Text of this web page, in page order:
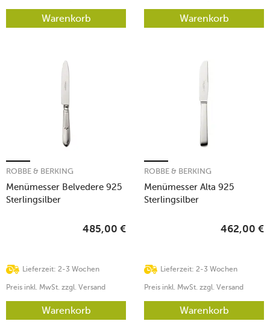
Warenkorb Warenkorb
Menümesser Belvedere 925
Sterlingsilber
ROBBE & BERKING
Lieferzeit: 2-3 Wochen
485,00 €
Preis inkl. MwSt. zzgl. Versand
Warenkorb
Menümesser Alta 925
Sterlingsilber
ROBBE & BERKING
Lieferzeit: 2-3 Wochen
462,00 €
Preis inkl. MwSt. zzgl. Versand
Warenkorb